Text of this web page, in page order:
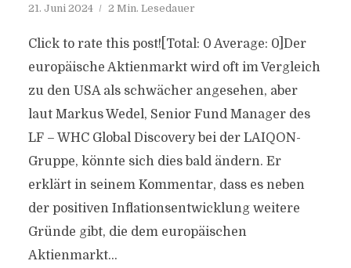
21. Juni 2024 2 Min. Lesedauer
Click to rate this post![Total: 0 Average: 0]Der
europäische Aktienmarkt wird oft im Vergleich
zu den USA als schwächer angesehen, aber
laut Markus Wedel, Senior Fund Manager des
LF – WHC Global Discovery bei der LAIQON-
Gruppe, könnte sich dies bald ändern. Er
erklärt in seinem Kommentar, dass es neben
der positiven Inflationsentwicklung weitere
Gründe gibt, die dem europäischen
Aktienmarkt...